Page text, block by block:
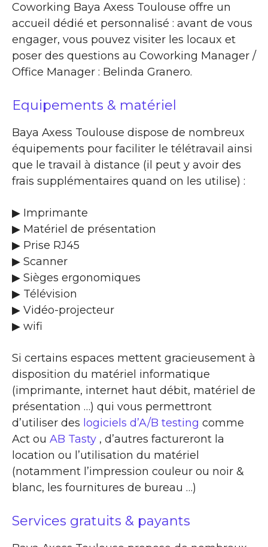
Coworking Baya Axess Toulouse offre un
accueil dédié et personnalisé : avant de vous
engager, vous pouvez visiter les locaux et
poser des questions au Coworking Manager /
Office Manager : Belinda Granero.
Equipements & matériel
Baya Axess Toulouse dispose de nombreux
équipements pour faciliter le télétravail ainsi
que le travail à distance (il peut y avoir des
frais supplémentaires quand on les utilise) :
▶ Imprimante
▶ Matériel de présentation
▶ Prise RJ45
▶ Scanner
▶ Sièges ergonomiques
▶ Télévision
▶ Vidéo-projecteur
▶ wifi
Si certains espaces mettent gracieusement à
disposition du matériel informatique
(imprimante, internet haut débit, matériel de
présentation …) qui vous permettront
d’utiliser des logiciels d’A/B testing comme
Act ou AB Tasty , d’autres factureront la
location ou l’utilisation du matériel
(notamment l’impression couleur ou noir &
blanc, les fournitures de bureau …)
Services gratuits & payants